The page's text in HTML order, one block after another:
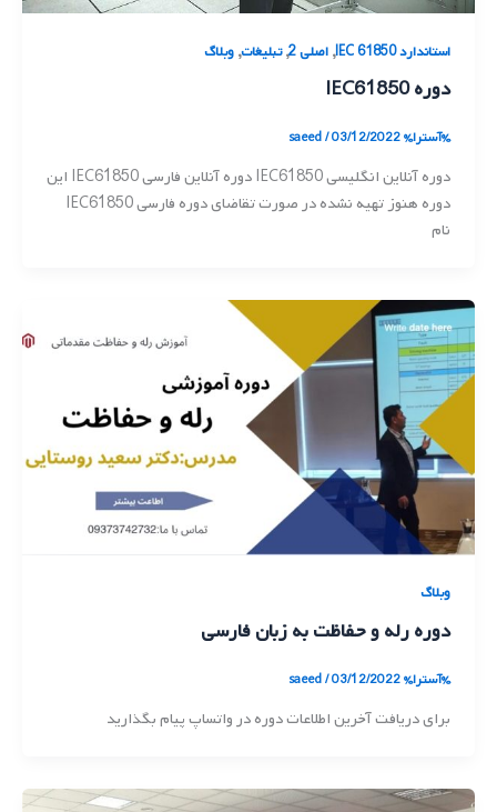
استاندارد IEC 61850 , اصلی 2 ,تبلیغات, وبلاگ
دوره IEC61850
%آسترا% saeed/03/12/2022
دوره آنلاین انگلیسی IEC61850 دوره آنلاین فارسی IEC61850 این
دوره هنوز تهیه نشده در صورت تقاضای دوره فارسی IEC61850
نام
وبلاگ
دوره رله و حفاظت به زبان فارسی
%آسترا% saeed/03/12/2022
برای دریافت آخرین اطلاعات دوره در واتساپ پیام بگذارید